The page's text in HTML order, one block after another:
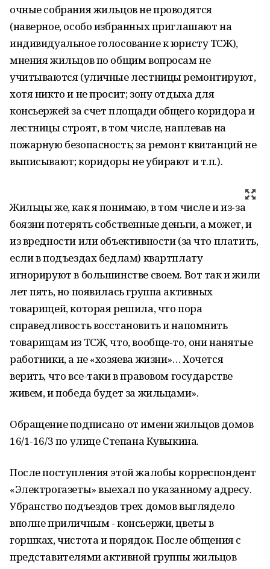
очные собрания жильцов не проводятся
(наверное, особо избранных приглашают на
индивидуальное голосование к юристу ТСЖ),
мнения жильцов по общим вопросам не
учитываются (уличные лестницы ремонтируют,
хотя никто и не просит; зону отдыха для
консьержей за счет площади общего коридора и
лестницы строят, в том числе, наплевав на
пожарную безопасность; за ремонт квитанций не
выписывают; коридоры не убирают и т.п.).
Жильцы же, как я понимаю, в том числе и из-за
боязни потерять собственные деньги, а может, и
из вредности или объективности (за что платить,
если в подъездах бедлам) квартплату
игнорируют в большинстве своем. Вот так и жили
лет пять, но появилась группа активных
товарищей, которая решила, что пора
справедливость восстановить и напомнить
товарищам из ТСЖ, что, вообще-то, они нанятые
работники, а не «хозяева жизни»… Хочется
верить, что все-таки в правовом государстве
живем, и победа будет за жильцами».
Обращение подписано от имени жильцов домов
16/1-16/3 по улице Степана Кувыкина.
После поступления этой жалобы корреспондент
«Электрогазеты» выехал по указанному адресу.
Убранство подъездов трех домов выглядело
вполне приличным - консьержи, цветы в
горшках, чистота и порядок. После общения с
представителями активной группы жильцов